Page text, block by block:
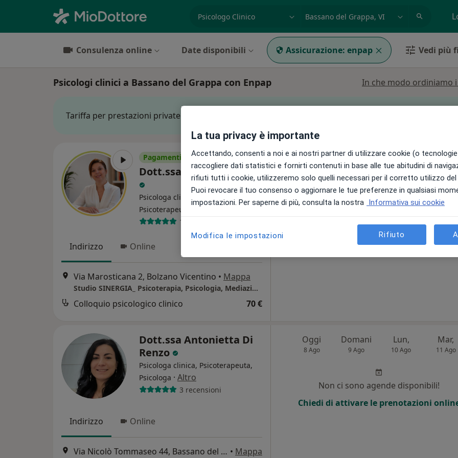
Consulenza online Date disponibili Assicurazione: enpap Vedi più
Psicologi clinici a Bassano del Grappa con Enpap In che modo ordiniamo
Tariffa per prestazioni private. L’importo può variare in base alla copertura assicurativa.
Pagamenti online
Dott.ssa Sabrina Germi
Psicologa clinica, Psicologa,
Psicoterapeuta
Altro
131 recensioni
Indirizzo Online
Via Marosticana 2, Bolzano Vicentino • Mappa
Studio SINERGIA_ Psicoterapia, Psicologia, Mediazione familiare e Pedagogia dello sviluppo
Colloquio psicologico clinico 70 €
Oggi
8 Ago
Domani
9 Ago
Lun,
10 Ago
Mar,
11 Ago
Non ci sono agende disponibili!
Dott.ssa Antonietta Di
Renzo
Psicologa clinica, Psicoterapeuta,
Psicologa · Altro
3 recensioni
Indirizzo Online
Via Nicolò Tommaseo 44, Bassano del Grappa • Mappa
Oggi
8 Ago
Domani
9 Ago
Lun,
10 Ago
Mar,
11 Ago
Non ci sono agende disponibili!
Chiedi di attivare le prenotazioni
La tua privacy è importante
Accettando, consenti a noi e ai nostri partner di utilizzare cookie (o
raccogliere dati statistici e fornirti contenuti in base alle tue abitudini di
rifiuti tutti i cookie, utilizzeremo solo quelli necessari per il corretto utilizzo
Puoi revocare il tuo consenso o aggiornare le tue preferenze in qualsiasi
impostazioni. Per saperne di più, consulta la nostra
Informativa sui cookie
Modifica le impostazioni Rifiuto